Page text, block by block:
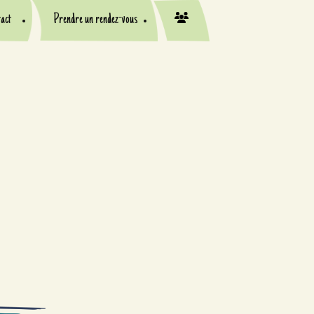
Prendre un rendez-vous